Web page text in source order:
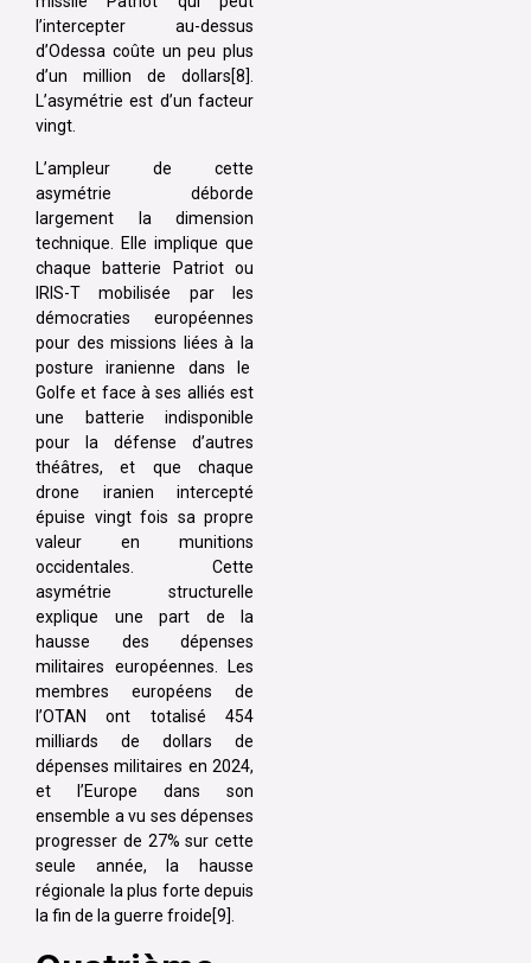
l’intercepter au-dessus
d’Odessa coûte un peu plus
d’un million de dollars[8].
L’asymétrie est d’un facteur
vingt.
L’ampleur de cette
asymétrie déborde
largement la dimension
technique. Elle implique que
chaque batterie Patriot ou
IRIS-T mobilisée par les
démocraties européennes
pour des missions liées à la
posture iranienne dans le
Golfe et face à ses alliés est
une batterie indisponible
pour la défense d’autres
théâtres, et que chaque
drone iranien intercepté
épuise vingt fois sa propre
valeur en munitions
occidentales. Cette
asymétrie structurelle
explique une part de la
hausse des dépenses
militaires européennes. Les
membres européens de
l’OTAN ont totalisé 454
milliards de dollars de
dépenses militaires en 2024,
et l’Europe dans son
ensemble a vu ses dépenses
progresser de 27% sur cette
seule année, la hausse
régionale la plus forte depuis
la fin de la guerre froide[9].